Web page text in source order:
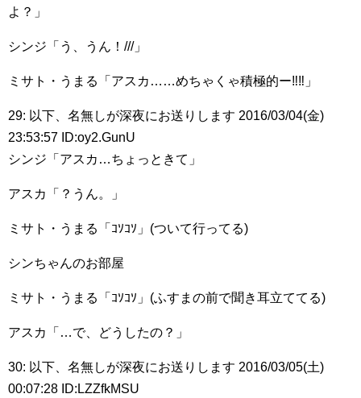
よ？」
シンジ「う、うん！///」
ミサト・うまる「アスカ……めちゃくゃ積極的ー‼︎‼︎」
29: 以下、名無しが深夜にお送りします 2016/03/04(金)
23:53:57 ID:oy2.GunU
シンジ「アスカ…ちょっときて」
アスカ「？うん。」
ミサト・うまる「ｺｿｺｿ」(ついて行ってる)
シンちゃんのお部屋
ミサト・うまる「ｺｿｺｿ」(ふすまの前で聞き耳立ててる)
アスカ「…で、どうしたの？」
30: 以下、名無しが深夜にお送りします 2016/03/05(土)
00:07:28 ID:LZZfkMSU